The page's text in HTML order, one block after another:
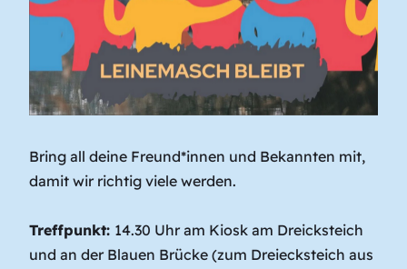
Bring all deine Freund*innen und Bekannten mit,
damit wir richtig viele werden.
Treffpunkt: 14.30 Uhr am Kiosk am Dreicksteich
und an der Blauen Brücke (zum Dreiecksteich aus